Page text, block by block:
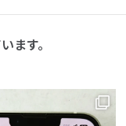
ます。